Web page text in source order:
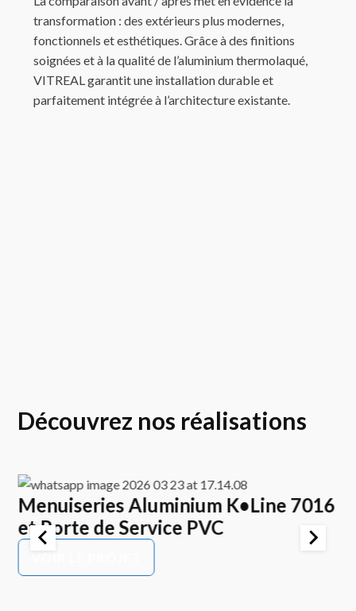
transformation : des extérieurs plus modernes,
fonctionnels et esthétiques. Grâce à des finitions
soignées et à la qualité de l’aluminium thermolaqué,
VITREAL garantit une installation durable et
parfaitement intégrée à l’architecture existante.
Découvrez nos réalisations
Menuiseries Aluminium K•Line 7016
et Porte de Service PVC